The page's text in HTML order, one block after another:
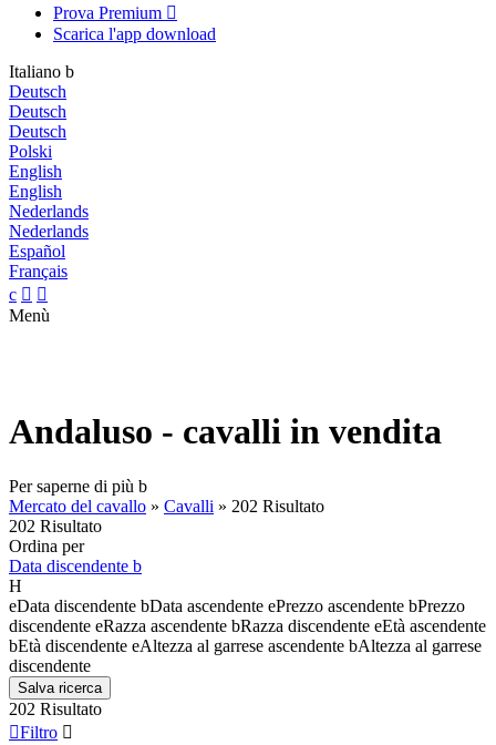
Prova Premium 
Scarica l'app download
Italiano b
Deutsch
Deutsch
Deutsch
Polski
English
English
Nederlands
Nederlands
Español
Français
c  
Menù
Andaluso - cavalli in vendita
Per saperne di più b
Mercato del cavallo » Cavalli » 202 Risultato
202 Risultato
Ordina per
Data discendente b
H
eData discendente bData ascendente ePrezzo ascendente bPrezzo
discendente eRazza ascendente bRazza discendente eEtà ascendente
bEtà discendente eAltezza al garrese ascendente bAltezza al garrese
discendente
Salva ricerca
202 Risultato
Filtro 